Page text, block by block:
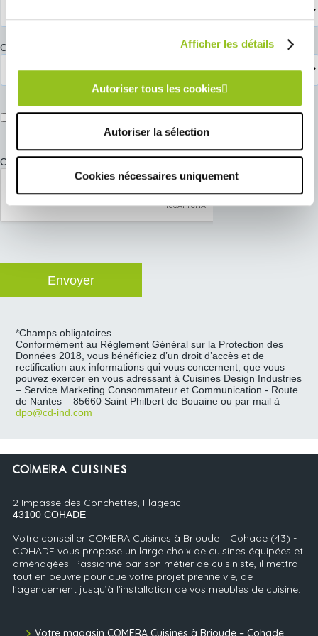
Afficher les détails
Autoriser tous les cookies
Autoriser la sélection
Cookies nécessaires uniquement
Créneau de préférence pour votre RDV *
J’accepte de recevoir des informations commerciales de la
CAPTCHA
*Champs obligatoires.
Conformément au Règlement Général sur la Protection des
Données 2018, vous bénéficiez d’un droit d’accès et de
rectification aux informations qui vous concernent, que vous
pouvez exercer en vous adressant à Cuisines Design Industries
– Service Marketing Consommateur et Communication - Route
de Nantes – 85660 Saint Philbert de Bouaine ou par mail à
dpo@cd-ind.com
2 Impasse des Conchettes, Flageac
43100 COHADE
Votre conseiller COMERA Cuisines à Brioude – Cohade (43) -
COHADE vous propose un large choix de cuisines équipées et
aménagées. Passionné par son métier de cuisiniste, il mettra
tout en oeuvre pour que votre projet prenne vie, de
l'agencement jusqu’à l’installation de vos meubles de cuisine.
Votre magasin COMERA Cuisines à Brioude – Cohade